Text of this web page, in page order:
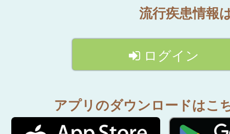
流行疾患情報
ログイン
アプリのダウンロードはこ